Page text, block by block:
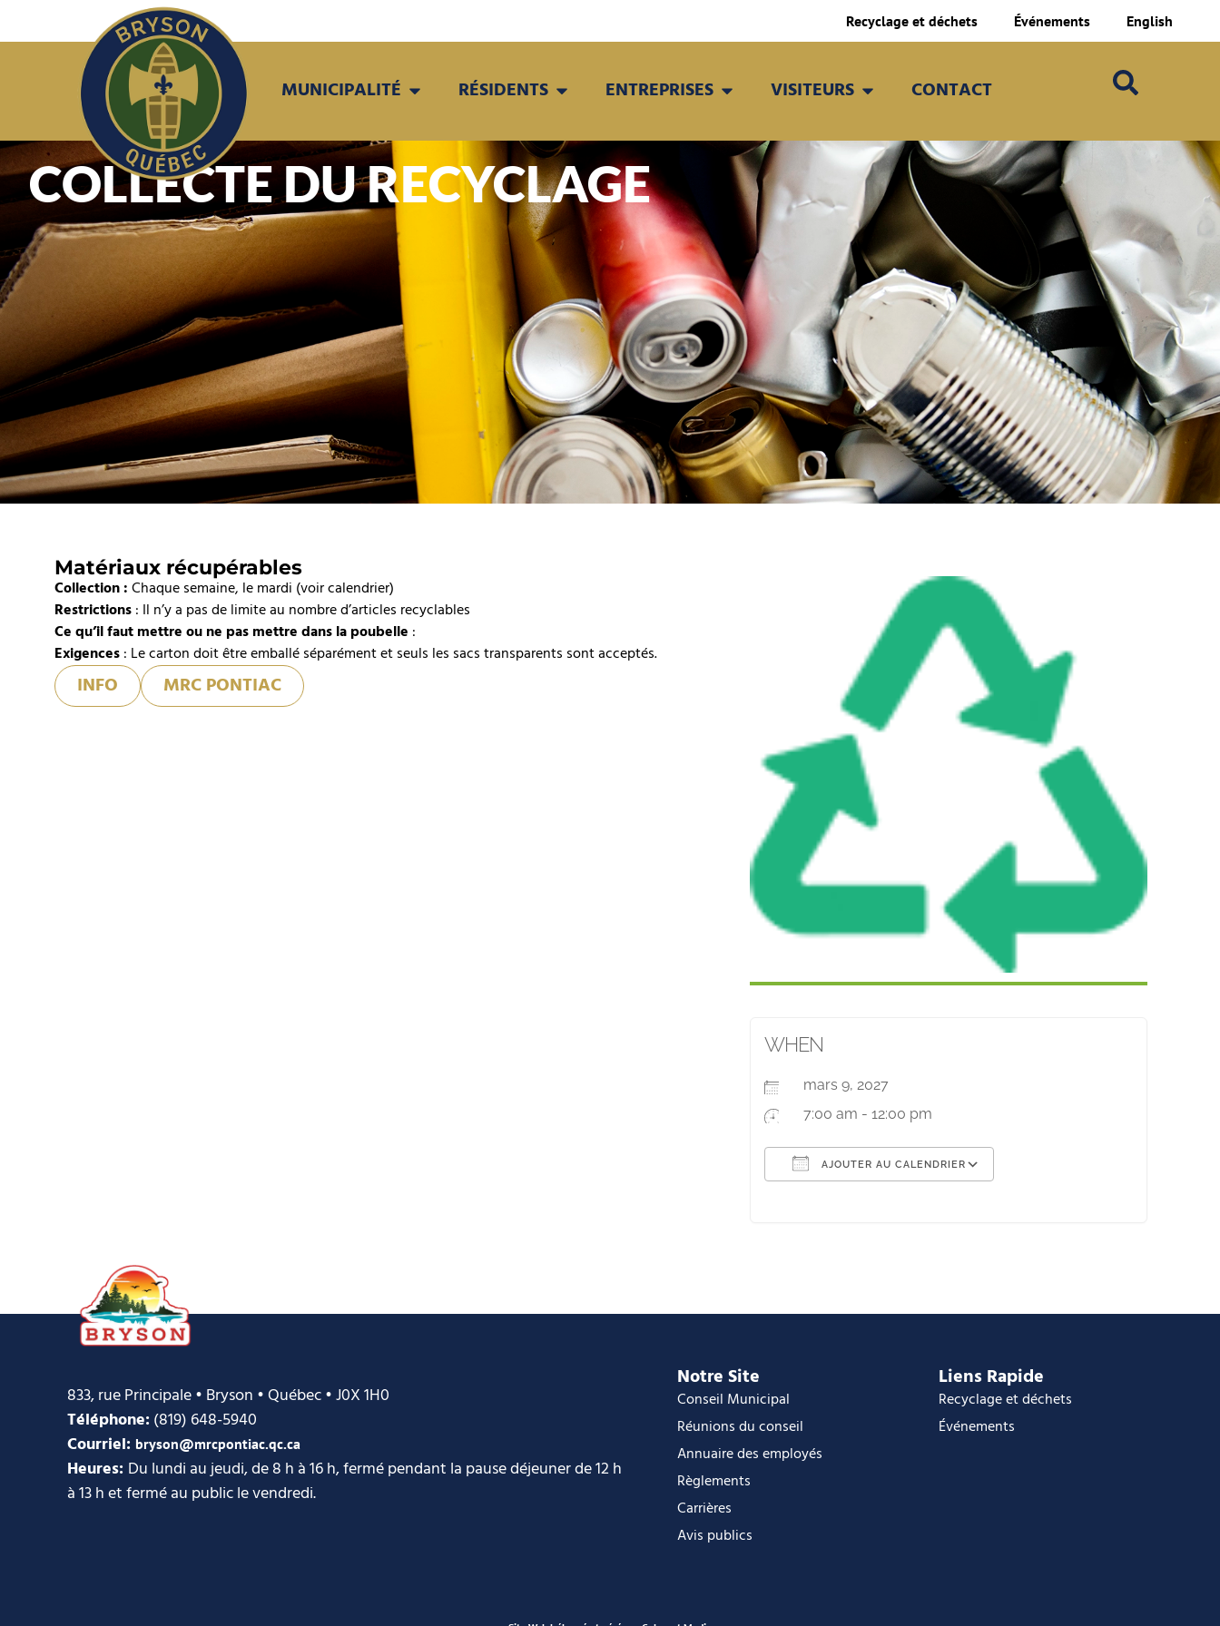
Recyclage et déchets Événements English
MUNICIPALITÉ RÉSIDENTS ENTREPRISES VISITEURS CONTACT
COLLECTE DU RECYCLAGE
Matériaux récupérables
Collection :Chaque semaine, le mardi (voir calendrier)
Restrictions: Il n’y a pas de limite au nombre d’articles recyclables
Ce qu’il faut mettre ou ne pas mettre dans la poubelle :
Exigences: Le carton doit être emballé séparément et seuls les sacs transparents sont acceptés.
INFO MRC PONTIAC
WHEN
mars 9, 2027
7:00 am - 12:00 pm
AJOUTER AU CALENDRIER
833, rue Principale • Bryson • Québec • J0X 1H0
Téléphone:(819) 648-5940
Courriel: bryson@mrcpontiac.qc.ca
Heures: Du lundi au jeudi, de 8 h à 16 h, fermé pendant la pause déjeuner de 12 h
à 13 h et fermé au public le vendredi.
Notre Site
Conseil Municipal
Réunions du conseil
Annuaire des employés
Règlements
Carrières
Avis publics
Liens Rapide
Recyclage et déchets
Événements